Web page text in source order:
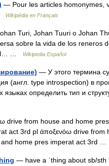
— Pour les articles homonymes,
Wikipédia en Français
Turi, Johan Tuuri o Johan
sobre la vida de los reneros
al… …
Wikipedia Español
— У этого термина
(англ. type introspection) в
языках определить тип и
drive from house and home
act 3rd pl ἀποξενόω drive
home pres imperat act 3rd …
— have a ˈthing about sb/sth